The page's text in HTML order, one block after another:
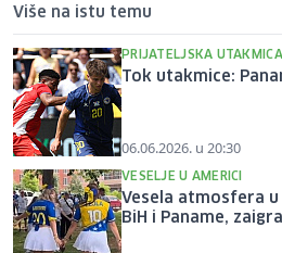
Više na istu temu
PRIJATELJSKA UTAKMICA
Tok utakmice:
06.06.2026. u 20:30
VESELJE U AMERICI
Vesela atmosfera u
BiH i Paname,